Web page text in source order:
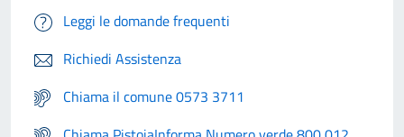
Leggi le domande frequenti
Richiedi Assistenza
Chiama il comune 0573 3711